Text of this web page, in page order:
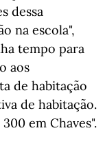
dessa
na escola",
tempo para
aos
de habitação
de habitação.
em Chaves".